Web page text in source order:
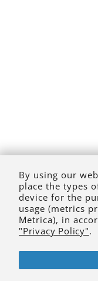
By using our
place the types
device for the
usage (metrics
Metrica), in
"Privacy Policy".